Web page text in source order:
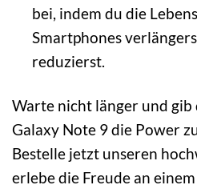
bei, indem du die
Smartphones
reduzierst.
Warte nicht länger und gib
Galaxy Note 9 die Power
Bestelle jetzt unseren
erlebe die Freude an